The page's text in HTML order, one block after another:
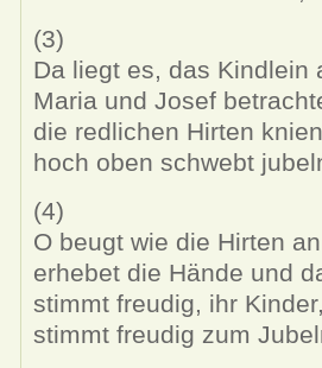
(3)
Da liegt es, das Kindlein
Maria und Josef
die redlichen Hirten
hoch oben schwebt
(4)
O beugt wie die Hirten
erhebet die Hände und
stimmt freudig, ihr
stimmt freudig zum